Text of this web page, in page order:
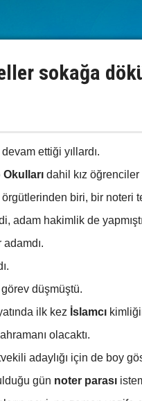
sokağa
devam ettiği yıllardı.
Okulları dahil kız öğrenciler
biri, bir noteri
adam hakimlik de
adamdı.
düşmüştü.
ilk kez İslamcı
olacaktı.
adaylığı için de boy
gün noter parası